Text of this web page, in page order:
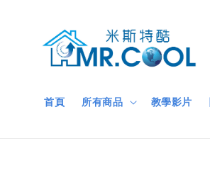
首頁 所有商品 教學影片